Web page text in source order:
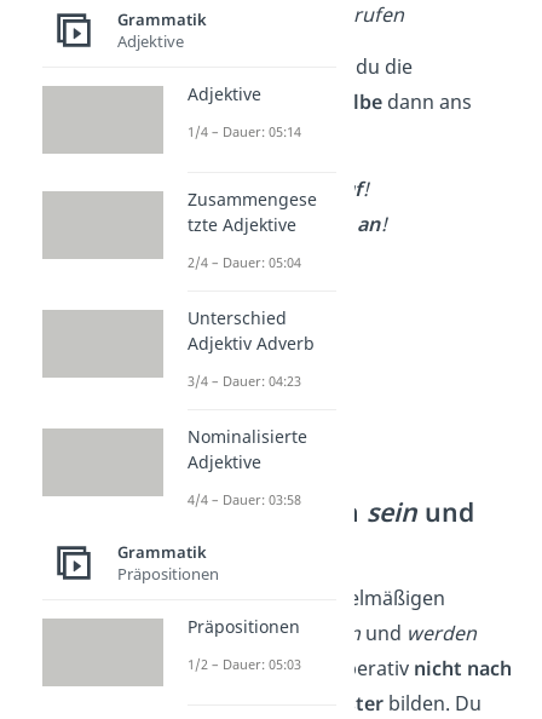
➡️ anrufen → an + rufen
Im Imperativ setzt du die
abtrennbare
Vorsilbedann ans
Satzende.
➡️Machdie Tür auf!
➡️Rufteure Eltern an!
Sonderverben sein und
werden
Für die drei unregelmäßigen
Verbensein, habenund werden
kannst du den Imperativnicht nach
dem üblichen Musterbilden. Du
Grammatik
Adjektive
Adjektive
1/4 – Dauer: 05:14
Zusammengese
tzte Adjektive
2/4 – Dauer: 05:04
Unterschied
Adjektiv Adverb
3/4 – Dauer: 04:23
Nominalisierte
Adjektive
4/4 – Dauer: 03:58
Grammatik
Präpositionen
Präpositionen
1/2 – Dauer: 05:03